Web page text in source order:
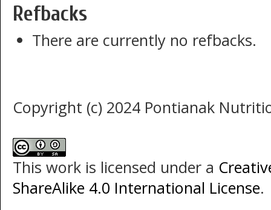
Refbacks
There are currently no refbacks.
Copyright (c) 2024 Pontianak
This work is licensed under a
ShareAlike 4.0 International License.